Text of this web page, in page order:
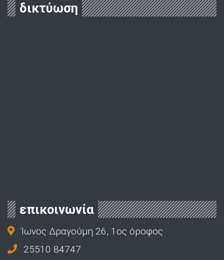
δικτύωση
επικοινωνία
Ίωνος Δραγούμη 26, 1ος όροφος
25510 84747